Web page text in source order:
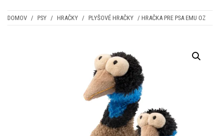
DOMOV / PSY / HRAČKY / PLYŠOVÉ HRAČKY / HRAČKA PRE PSA EMU OZ